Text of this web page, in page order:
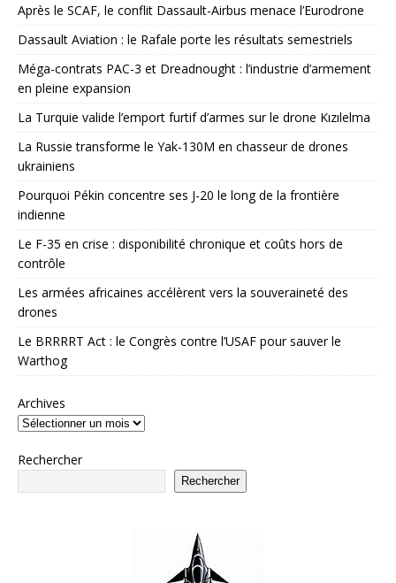
Après le SCAF, le conflit Dassault-Airbus menace l’Eurodrone
Dassault Aviation : le Rafale porte les résultats semestriels
Méga-contrats PAC-3 et Dreadnought : l’industrie d’armement
en pleine expansion
La Turquie valide l’emport furtif d’armes sur le drone Kızılelma
La Russie transforme le Yak-130M en chasseur de drones
ukrainiens
Pourquoi Pékin concentre ses J-20 le long de la frontière
indienne
Le F-35 en crise : disponibilité chronique et coûts hors de
contrôle
Les armées africaines accélèrent vers la souveraineté des
drones
Le BRRRRT Act : le Congrès contre l’USAF pour sauver le
Warthog
Archives
Rechercher
Rechercher